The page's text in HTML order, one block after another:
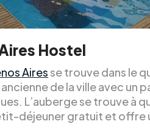
Hostel
Airesse trouve dans le
de la ville avec un
L’auberge se trouve à
déjeuner gratuit et offre